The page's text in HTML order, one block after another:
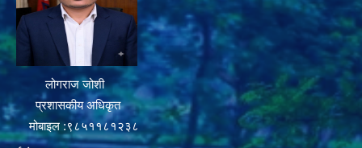
लोगराज जोशी
प्रशासकीय अधिकृत
मोबाइल :९८५११८१२३८